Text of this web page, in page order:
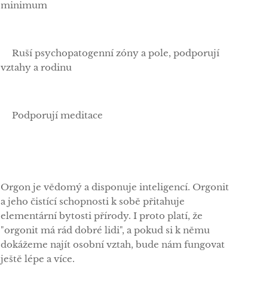
minimum
✅Ruší psychopatogenní zóny a pole, podporují
vztahy a rodinu
✅Podporují meditace
Orgon je vědomý a disponuje inteligencí. Orgonit
a jeho čistící schopnosti k sobě přitahuje
elementární bytosti přírody. I proto platí, že
"orgonit má rád dobré lidi", a pokud si k němu
dokážeme najít osobní vztah, bude nám fungovat
ještě lépe a více.